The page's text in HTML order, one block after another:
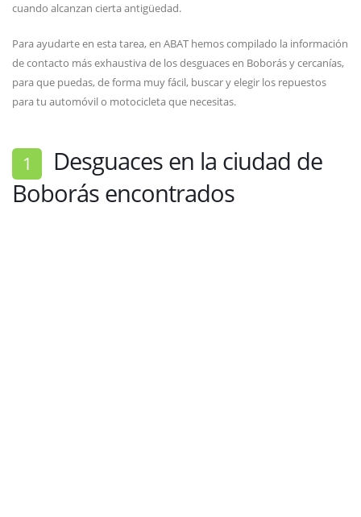
cuando alcanzan cierta antigüedad.
Para ayudarte en esta tarea, en ABAT hemos compilado la información
de contacto más exhaustiva de los desguaces en Boborás y cercanías,
para que puedas, de forma muy fácil, buscar y elegir los repuestos
para tu automóvil o motocicleta que necesitas.
1 Desguaces en la ciudad de
Boborás encontrados